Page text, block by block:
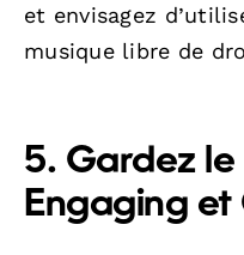
et envisagez
musique libre de
5. Gardez
Engaging et